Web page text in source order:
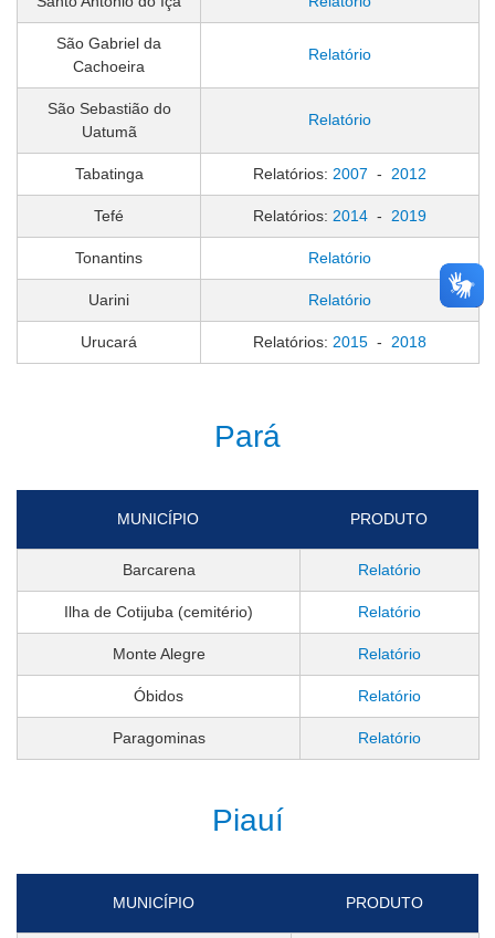
São Gabriel da
Cachoeira
Relatório
São Sebastião do
Uatumã
Relatório
Tabatinga Relatórios: 2007 - 2012
Tefé Relatórios: 2014 - 2019
Tonantins Relatório
Uarini Relatório
Urucará Relatórios: 2015 - 2018
Pará
MUNICÍPIO PRODUTO
Barcarena Relatório
Ilha de Cotijuba (cemitério) Relatório
Monte Alegre Relatório
Óbidos Relatório
Paragominas Relatório
Piauí
MUNICÍPIO PRODUTO